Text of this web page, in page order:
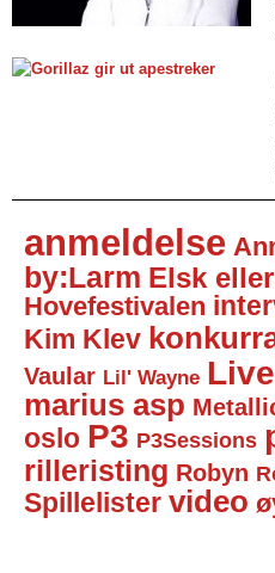
anmeldelse
by:Larm Elsk
Hovefestivalen
Kim Klev
Vaular Lil' Wayne Live
marius asp
oslo P3 P3Sessions
rilleristing Robyn
Spillelister video